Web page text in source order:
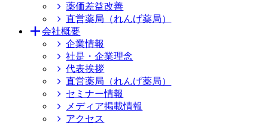
薬価差益改善
直営薬局（れんげ薬局）
会社概要
企業情報
社是・企業理念
代表挨拶
直営薬局（れんげ薬局）
セミナー情報
メディア掲載情報
アクセス